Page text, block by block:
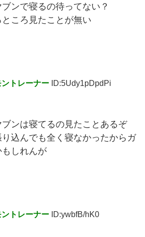
ンで寝るの待ってない？
ころ見たことが無い
トレーナー ID:5Udy1pDpdPi
ンは寝てるの見たことあるぞ
込んでも全く寝なかったからガ
しれんが
トレーナー ID:ywbfB/hK0